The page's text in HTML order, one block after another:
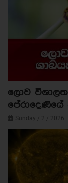
ලොව
පේරාදෙණියේ
Sunday / 2 / 2026